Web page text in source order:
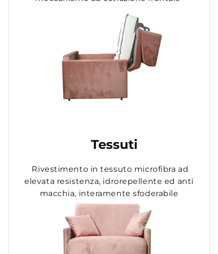
Tessuti
Rivestimento in tessuto microfibra ad
elevata resistenza, idrorepellente ed anti
macchia, interamente sfoderabile